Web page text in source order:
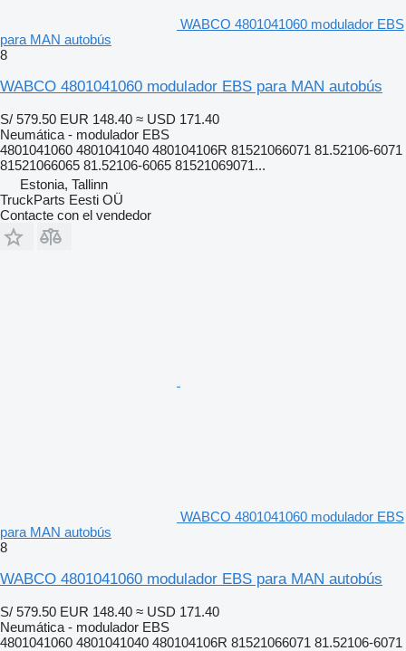
WABCO 4801041060 modulador EBS
para MAN autobús
8
WABCO 4801041060 modulador EBS para MAN autobús
S/ 579.50 EUR 148.40 ≈ USD 171.40
Neumática - modulador EBS
4801041060 4801041040 480104106R 81521066071 81.52106-6071
81521066065 81.52106-6065 81521069071...
Estonia, Tallinn
TruckParts Eesti OÜ
Contacte con el vendedor
WABCO 4801041060 modulador EBS
para MAN autobús
8
WABCO 4801041060 modulador EBS para MAN autobús
S/ 579.50 EUR 148.40 ≈ USD 171.40
Neumática - modulador EBS
4801041060 4801041040 480104106R 81521066071 81.52106-6071